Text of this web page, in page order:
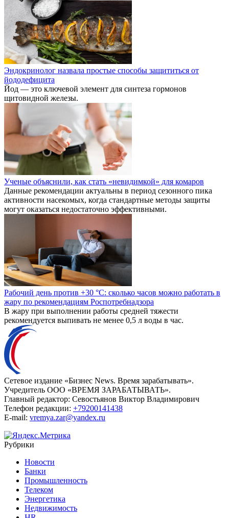
Эндокринолог назвала простые способы защититься от
йододефицита
Йод — это ключевой элемент для синтеза гормонов
щитовидной железы.
Ученые объяснили, как стать «невидимкой» для комаров
Данные рекомендации актуальны в период сезонного пика
активности насекомых, когда стандартные методы защиты
могут оказаться недостаточно эффективными.
Рабочий день против +30 °C: сколько часов можно работать в
жару по рекомендациям Роспотребнадзора
В жару при выполнении работы средней тяжести
рекомендуется выпивать не менее 0,5 л воды в час.
Сетевое издание «Бизнес News. Время зарабатывать».
Учредитель ООО «ВРЕМЯ ЗАРАБАТЫВАТЬ».
Главный редактор: Севостьянов Виктор Владимирович
Телефон редакции: +79200141438
E-mail: vremya.zar@yandex.ru
Рубрики
Новости
Банки
Промышленность
Телеком
Энергетика
Недвижимость